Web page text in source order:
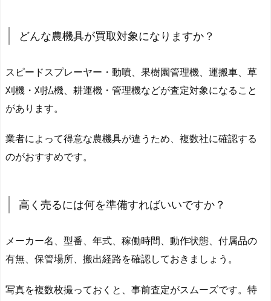
どんな農機具が買取対象になりますか？
スピードスプレーヤー・動噴、果樹園管理機、運搬車、草
刈機・刈払機、耕運機・管理機などが査定対象になること
があります。
業者によって得意な農機具が違うため、複数社に確認する
のがおすすめです。
高く売るには何を準備すればいいですか？
メーカー名、型番、年式、稼働時間、動作状態、付属品の
有無、保管場所、搬出経路を確認しておきましょう。
写真を複数枚撮っておくと、事前査定がスムーズです。特